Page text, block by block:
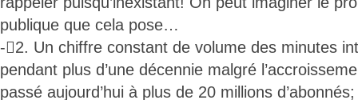
publique que cela pose…
-2. Un chiffre constant de volume des minutes
pendant plus d’une décennie malgré
passé aujourd’hui à plus de 20 millions d’abonnés;